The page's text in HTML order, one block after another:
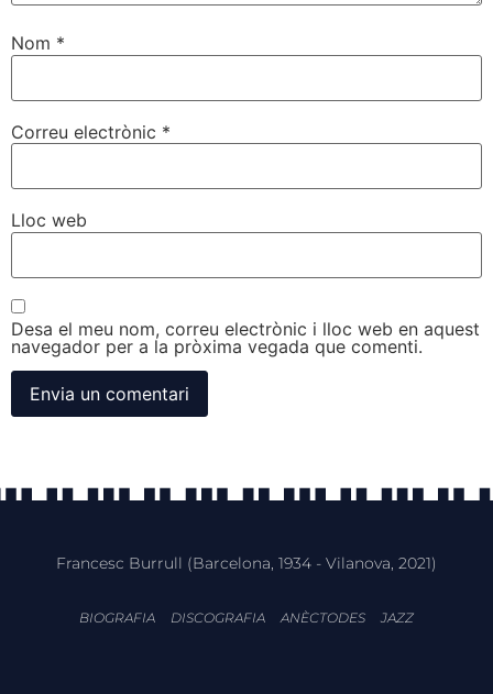
Nom *
Correu electrònic *
Lloc web
Desa el meu nom, correu electrònic i lloc web en aquest
navegador per a la pròxima vegada que comenti.
Francesc Burrull (Barcelona, 1934 - Vilanova, 2021)
BIOGRAFIA DISCOGRAFIA ANÈCTODES JAZZ